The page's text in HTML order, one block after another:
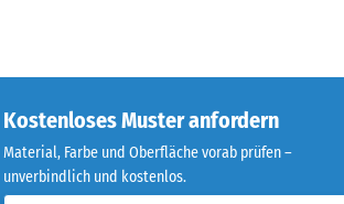
Kostenloses Muster anfordern
Material, Farbe und Oberfläche vorab prüfen –
unverbindlich und kostenlos.